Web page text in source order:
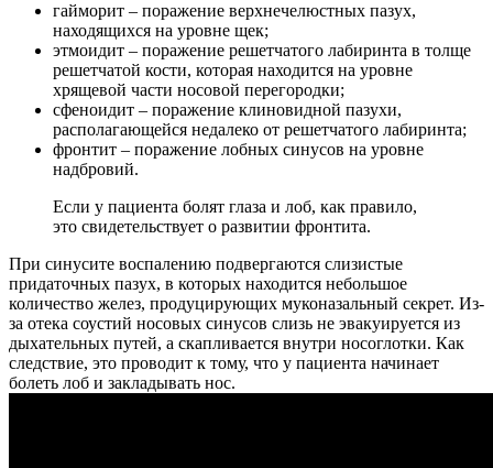
гайморит – поражение верхнечелюстных пазух,
находящихся на уровне щек;
этмоидит – поражение решетчатого лабиринта в толще
решетчатой кости, которая находится на уровне
хрящевой части носовой перегородки;
сфеноидит – поражение клиновидной пазухи,
располагающейся недалеко от решетчатого лабиринта;
фронтит – поражение лобных синусов на уровне
надбровий.
Если у пациента болят глаза и лоб, как правило,
это свидетельствует о развитии фронтита.
При синусите воспалению подвергаются слизистые
придаточных пазух, в которых находится небольшое
количество желез, продуцирующих муконазальный секрет. Из-
за отека соустий носовых синусов слизь не эвакуируется из
дыхательных путей, а скапливается внутри носоглотки. Как
следствие, это проводит к тому, что у пациента начинает
болеть лоб и закладывать нос.